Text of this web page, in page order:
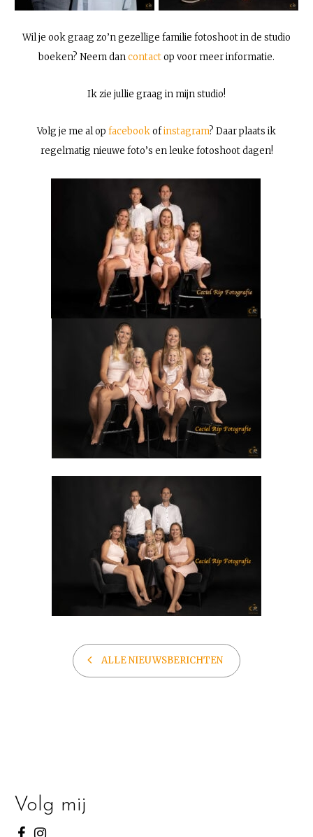
Wil je ook graag zo’n gezellige familie fotoshoot in de studio
boeken? Neem dancontactop voor meer informatie.
Ik zie jullie graag in mijn studio!
Volg je me al op facebookofinstagram? Daar plaats ik
regelmatig nieuwe foto’s en leuke fotoshoot dagen!
ALLE NIEUWSBERICHTEN
Volg mij